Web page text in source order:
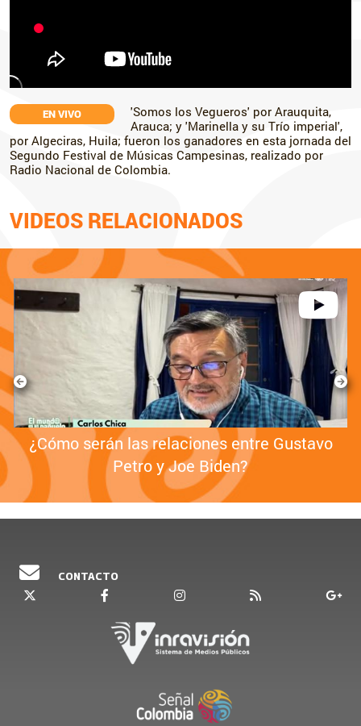
EN VIVO
'Somos los Vegueros' por Arauquita,
Arauca; y 'Marinella y su Trío imperial',
por Algeciras, Huila; fueron los ganadores en esta jornada del
Segundo Festival de Músicas Campesinas, realizado por
Radio Nacional de Colombia.
VIDEOS RELACIONADOS
¿Cómo serán las relaciones entre Gustavo
Petro y Joe Biden?
CONTACTO